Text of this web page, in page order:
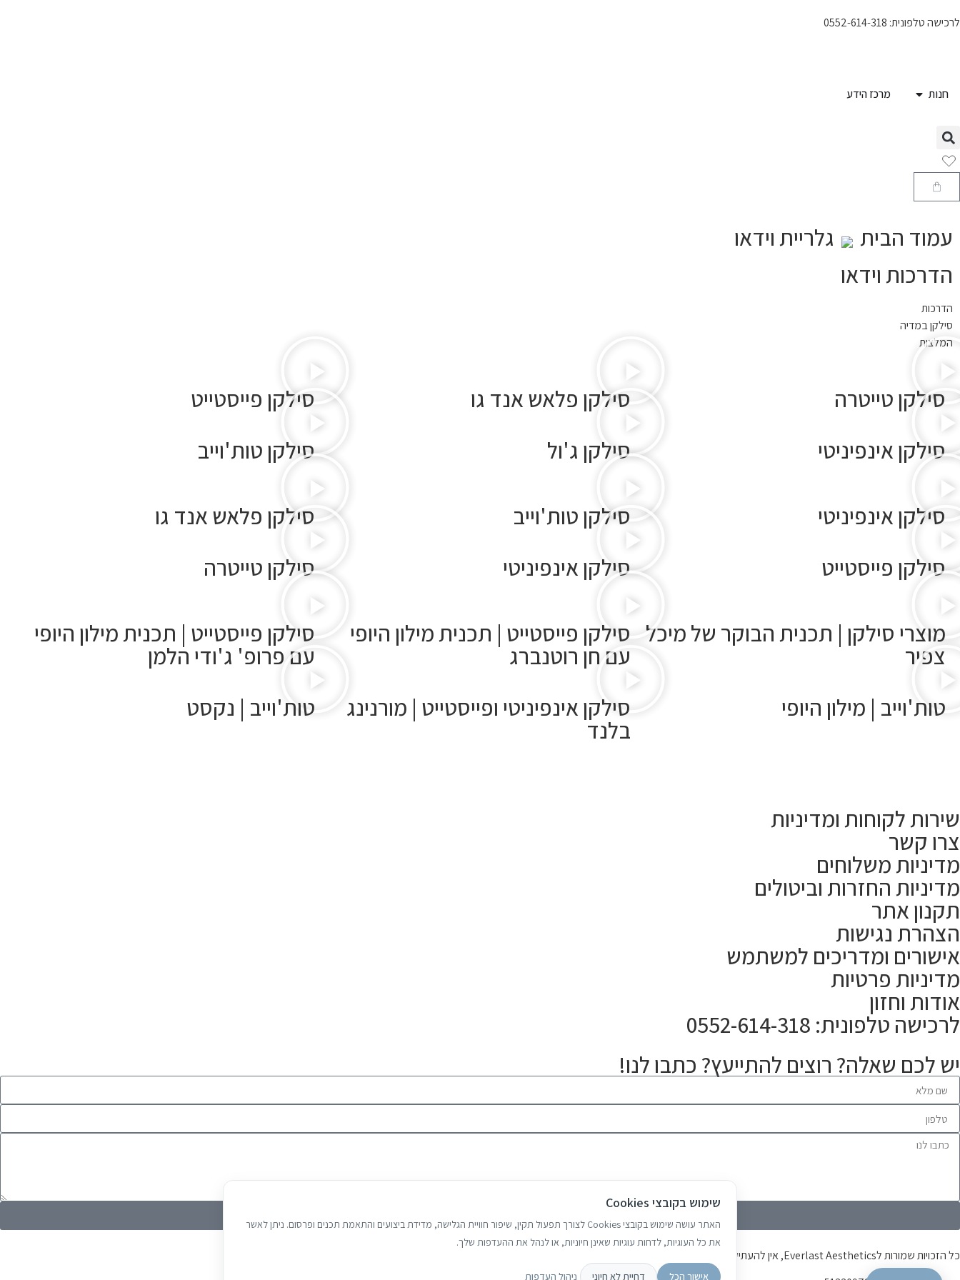
לרכישה טלפונית: 0552-614-318
חנות מרכז הידע
עמוד הבית
גלריית וידאו
הדרכות וידאו
הדרכות
סילקן במדיה
המלצות
סילקן טייטרה סילקן פלאש אנד גו
סילקן פייסטייט
סילקן אינפיניטי
סילקן ג'ול סילקן טות'וייב
סילקן אינפיניטי סילקן טות'וייב
סילקן פלאש אנד גו
סילקן פייסטייט
סילקן אינפיניטי סילקן טייטרה
מוצרי סילקן | תכנית הבוקר של מיכל
צפיר
סילקן פייסטייט | תכנית מילון היופי
עם חן רוטנברג
סילקן פייסטייט | תכנית מילון היופי
עם פרופ' ג'ודי הלמן
טות'וייב | מילון היופי
סילקן אינפיניטי ופייסטייט | מורנינג
בלנד
טות'וייב | נקסט
שירות לקוחות ומדיניות
צרו קשר
מדיניות משלוחים
מדיניות החזרות וביטולים
תקנון אתר
הצהרת נגישות
אישורים ומדריכים למשתמש
מדיניות פרטיות
אודות וחזון
לרכישה טלפונית: 0552-614-318
יש לכם שאלה? רוצים להתייעץ? כתבו לנו!
כל הזכויות שמורות לEverlast Aesthetics, אין להעתיק, לשכפל או לצלם
שימוש בקובצי Cookies
האתר עושה שימוש בקובצי Cookies לצורך תפעול תקין, שיפור חוויית הגלישה, מדידת ביצועים והתאמת תכנים ופרסום. ניתן לאשר
את כל העוגיות, לדחות עוגיות שאינן חיוניות, או לנהל את ההעדפות שלך.
אישור הכל דחיית לא חיוני ניהול העדפות